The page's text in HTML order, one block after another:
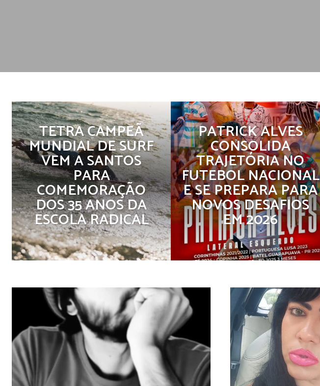
TETRA CAMPEÃ
MUNDIAL DE SURF
VEM A SANTOS
PARA
COMEMORAÇÃO
DOS 35 ANOS DA
ESCOLA RADICAL
PATRICK ALVES
CONSOLIDA
TRAJETÓRIA NO
FUTEBOL NACIONAL
E SE PREPARA PARA
NOVOS DESAFIOS
EM 2026